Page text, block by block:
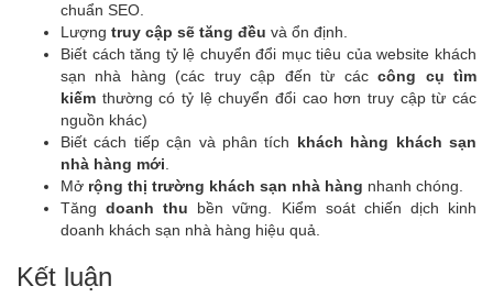
chuẩn SEO.
Lượng truy cập sẽ tăng đều và ổn định.
Biết cách tăng tỷ lệ chuyển đổi mục tiêu của website khách
sạn nhà hàng (các truy cập đến từ cáccông cụ tìm
kiếm thường có tỷ lệ chuyển đổi cao hơn truy cập từ các
nguồn khác)
Biết cách tiếp cận và phân tích khách hàng khách sạn
nhà hàng mới.
Mở rộng thị trường khách sạn nhà hàng nhanh chóng.
Tăngdoanh thu bền vững. Kiểm soát chiến dịch kinh
doanh khách sạn nhà hàng hiệu quả.
Kết luận